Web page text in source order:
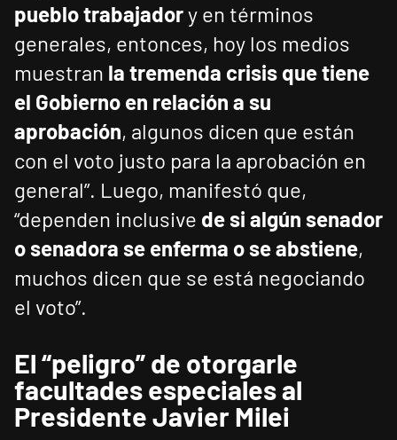
pueblo trabajadory en términos
generales, entonces, hoy los medios
muestran la tremenda crisis que tiene
el Gobierno en relación a su
aprobación, algunos dicen que están
con el voto justo para la aprobación en
general”. Luego, manifestó que,
“dependen inclusive de si algún senador
o senadora se enferma o se abstiene,
muchos dicen que se está negociando
el voto”.
El “peligro” de otorgarle
facultades especiales al
Presidente Javier Milei